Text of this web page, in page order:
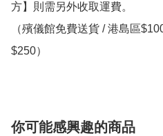
方】則需另外收取運費。
（殯儀館免費送貨 / 港島區
$250）
你可能感興趣的商品